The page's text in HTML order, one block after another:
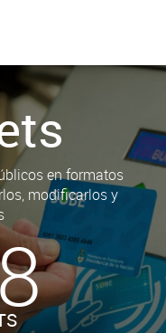
en formatos
modificarlos y